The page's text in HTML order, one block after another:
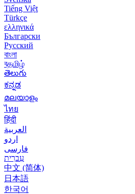
Tiếng Việt
Türkçe
ελληνικά
Български
Русский
বাংলা
বதமிழ்
తెలుగు
ಕನ್ನಡ
മലയാളം
ไทย
हिंदी
العربية
اردو
فارسی
עִברִית
中文 (简体)
日本語
한국어